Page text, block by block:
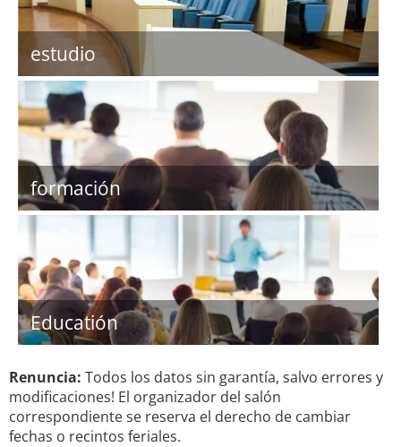
estudio
formación
Educatión
Renuncia: Todos los datos sin garantía, salvo errores y
modificaciones! El organizador del salón
correspondiente se reserva el derecho de cambiar
fechas o recintos feriales.